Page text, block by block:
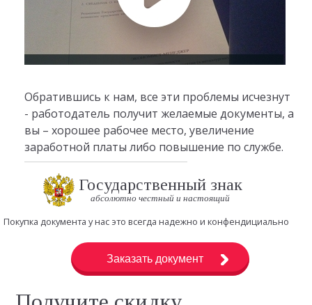
Обратившись к нам, все эти проблемы исчезнут
- работодатель получит желаемые документы, а
вы – хорошее рабочее место, увеличение
заработной платы либо повышение по службе.
Государственный знак
абсолютно честный и настоящий
Покупка документа у нас это всегда надежно и конфендициально
Заказать документ